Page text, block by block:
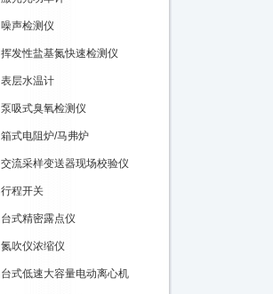
噪声检测仪
挥发性盐基氮快速检测仪
表层水温计
泵吸式臭氧检测仪
箱式电阻炉/马弗炉
交流采样变送器现场校验仪
行程开关
台式精密露点仪
氮吹仪浓缩仪
台式低速大容量电动离心机